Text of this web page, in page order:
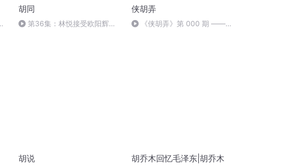
胡同
第36集：林悦接受欧阳辉的
侠胡弄
《侠胡弄》第 000 期 ——
胡说 胡乔木回忆毛泽东|胡乔木